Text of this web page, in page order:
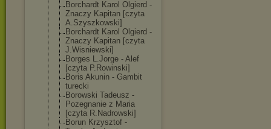
Borchardt Karol Olgierd -
Znaczy Kapitan [czyta
A.Szyszkowski]
Borchardt Karol Olgierd -
Znaczy Kapitan [czyta
J.Wisniewski]
Borges L.Jorge - Alef
[czyta P.Rowinski]
Boris Akunin - Gambit
turecki
Borowski Tadeusz -
Pozegnanie z Maria
[czyta R.Nadrowski]
Borun Krzysztof -